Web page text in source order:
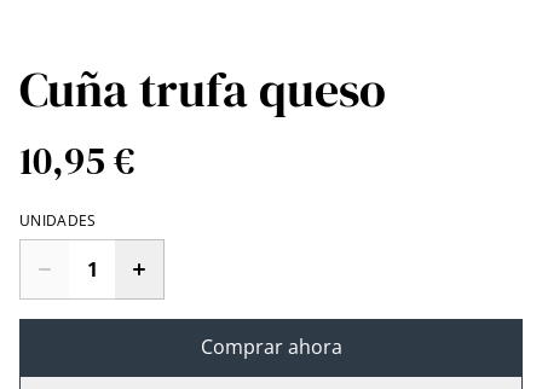
Cuña trufa queso
10,95 €
UNIDADES
Comprar ahora